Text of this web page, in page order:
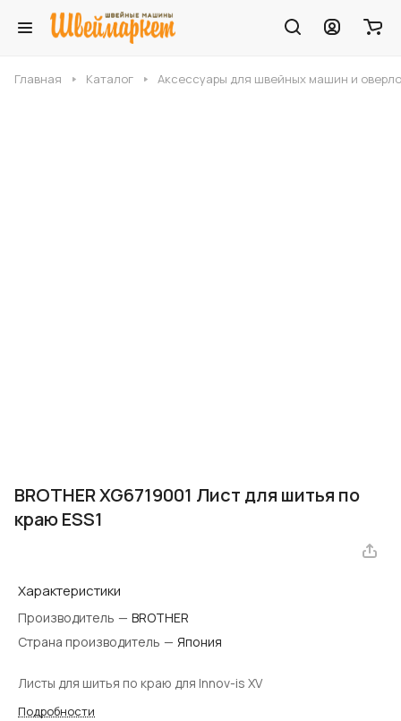
Главная Каталог Аксессуары для швейных машин и
BROTHER XG6719001 Лист для шитья по
краю ESS1
Характеристики
Производитель — BROTHER
Страна производитель — Япония
Листы для шитья по краю для Innov-is XV
Подробности